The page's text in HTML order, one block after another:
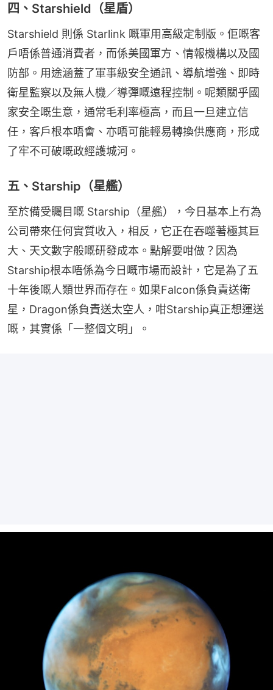
四、Starshield（星盾）
Starshield 則係 Starlink 嘅軍用高級定制版。佢嘅客
戶唔係普通消費者，而係美國軍方、情報機構以及國
防部。用途涵蓋了軍事級安全通訊、導航增強、即時
衛星監察以及無人機／導彈嘅遠程控制。呢類關乎國
家安全嘅生意，通常毛利率極高，而且一旦建立信
任，客戶根本唔會、亦唔可能輕易轉換供應商，形成
了牢不可破嘅政經護城河。
五、Starship（星艦）
至於備受矚目嘅 Starship（星艦），今日基本上冇為
公司帶來任何實質收入，相反，它正在吞噬著極其巨
大、天文數字般嘅研發成本。點解要咁做？因為
Starship根本唔係為今日嘅市場而設計，它是為了五
十年後嘅人類世界而存在。如果Falcon係負責送衛
星，Dragon係負責送太空人，咁Starship真正想運送
嘅，其實係「一整個文明」。